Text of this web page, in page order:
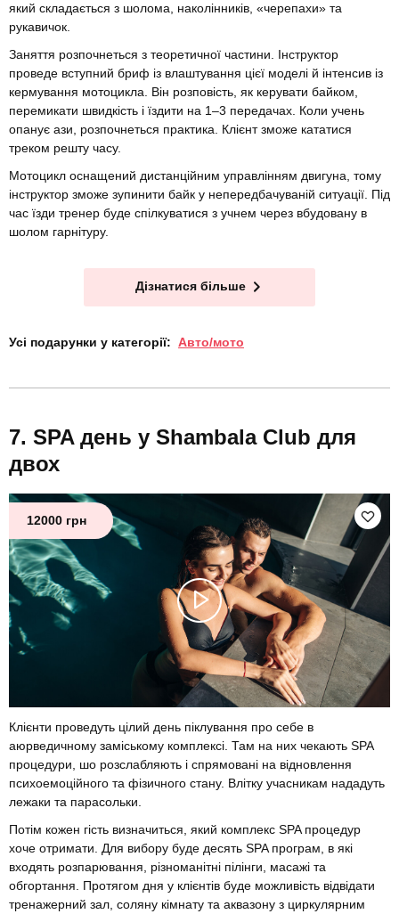
який складається з шолома, наколінників, «черепахи» та
рукавичок.
Заняття розпочнеться з теоретичної частини. Інструктор
проведе вступний бриф із влаштування цієї моделі й інтенсив із
кермування мотоцикла. Він розповість, як керувати байком,
перемикати швидкість і їздити на 1–3 передачах. Коли учень
опанує ази, розпочнеться практика. Клієнт зможе кататися
треком решту часу.
Мотоцикл оснащений дистанційним управлінням двигуна, тому
інструктор зможе зупинити байк у непередбачуваній ситуації. Під
час їзди тренер буде спілкуватися з учнем через вбудовану в
шолом гарнітуру.
Дізнатися більше
Усі подарунки у категорії: Авто/мото
SPA день у Shambala Club для
двох
12000 грн
Клієнти проведуть цілий день піклування про себе в
аюрведичному заміському комплексі. Там на них чекають SPA
процедури, шо розслабляють і спрямовані на відновлення
психоемоційного та фізичного стану. Влітку учасникам нададуть
лежаки та парасольки.
Потім кожен гість визначиться, який комплекс SPA процедур
хоче отримати. Для вибору буде десять SPA програм, в які
входять розпарювання, різноманітні пілінги, масажі та
обгортання. Протягом дня у клієнтів буде можливість відвідати
тренажерний зал, соляну кімнату та аквазону з циркулярним